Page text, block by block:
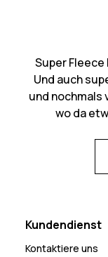
Super
Und auch
und nochmals
wo da
Kundendienst
Kontaktiere uns